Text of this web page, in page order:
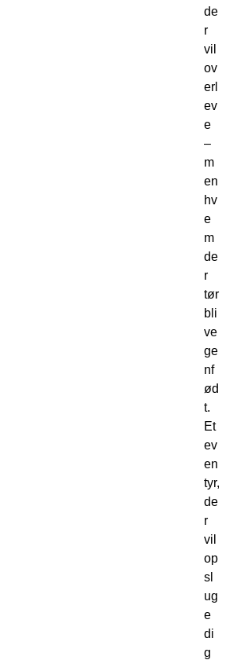
de
r
vil
ov
erl
ev
e
–
m
en
hv
e
m
de
r
tør
bli
ve
ge
nf
ød
t.
Et
ev
en
tyr,
de
r
vil
op
sl
ug
e
di
g